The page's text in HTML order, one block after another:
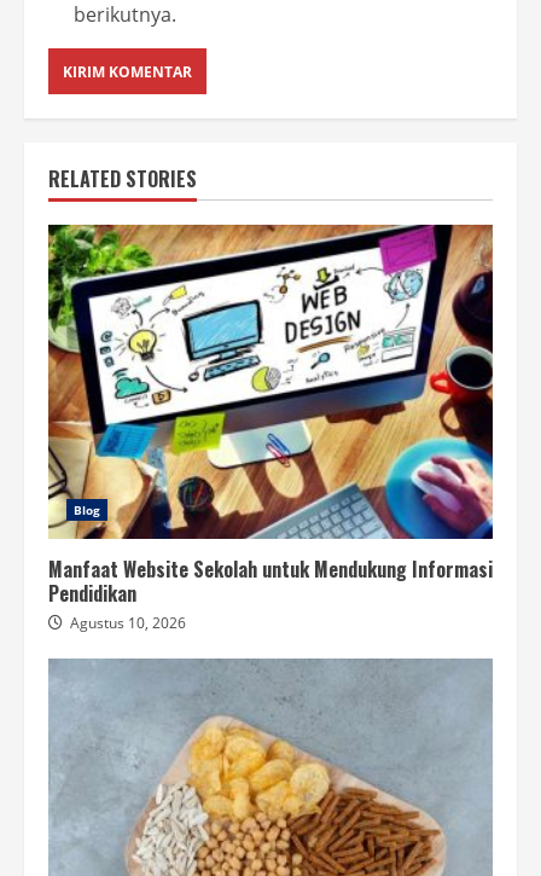
berikutnya.
RELATED STORIES
Blog
Manfaat Website Sekolah untuk Mendukung Informasi
Pendidikan
Agustus 10, 2026